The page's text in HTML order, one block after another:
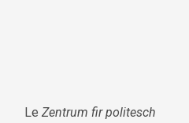
Le Zentrum fir politesch